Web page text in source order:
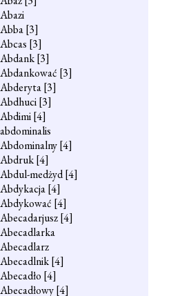
Abazi
Abba[3]
Abcas [3]
Abdank[3]
Abdankować [3]
Abderyta[3]
Abdhuci[3]
Abdimi[4]
abdominalis
Abdominalny[4]
Abdruk[4]
Abdul-medżyd[4]
Abdykacja[4]
Abdykować [4]
Abecadarjusz[4]
Abecadlarka
Abecadlarz
Abecadlnik[4]
Abecadło [4]
Abecadłowy[4]